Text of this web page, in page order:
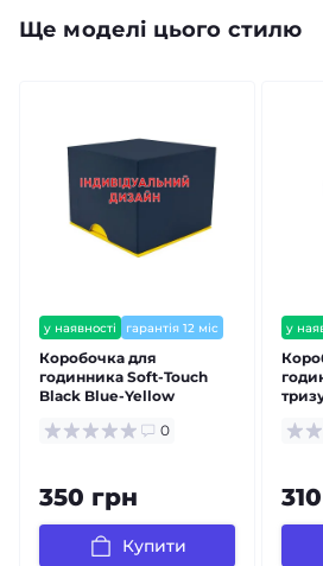
Ще моделі цього стилю
у наявності гарантія 12 міс
Коробочка для
годинника Soft-Touch
Black Blue-Yellow
0
350 грн
Купити
у